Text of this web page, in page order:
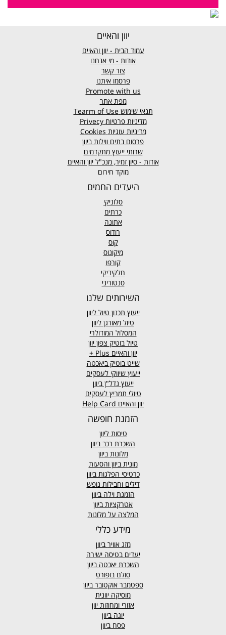
יוון והאיים
עמוד הבית - יוון והאיים
אודות - מי אנחנו
צור קשר
פרסמו איתנו
Promote with us
מפת אתר
תנאי שימוש
מדיניות פרטיות Privecy
מדיניות עוגיות Cookies
פרסום בתים ווילות ביוון
שרותי ייעוץ מתקדמים
אודות - סיון זמיר, מנכ"ל יוון והאיים
מוקד חירום
היעדים החמים
סלוניקי
כרתים
אתונה
רודוס
קוס
מיקונוס
קורפו
חלקידיקי
סנטוריני
השירותים שלנו
ייעוץ תכנון טיול ליוון
טיול מאורגן ליוון
המסלול המודולרי
טיול בוטיק צפון יוון
יוון והאיים Plus +
שייט בוטיק ביאכטה
ייעוץ שיווקי לעסקים
ייעוץ נדל"ן ביוון
טיולי תמריץ לעסקים
יוון והאיים Help Card
הזמנת חופשה
טיסות ליוון
השכרת רכב ביוון
מלונות ביוון
מונית ביוון והסעות
כרטיסי הפלגות ביוון
דילים וחבילות נופש
הזמנת וילה ביוון
אטרקציות ביוון
המלצה על מלונות
מידע כללי
מזג אוויר ביוון
יעדים בטיסה ישירה
השכרת יאכטה ביוון
סולם בופורט
ספטמבר אוקטובר ביוון
מוסיקה יוונית
אזורי ומחוזות יוון
יוגה ביוון
פסח ביוון